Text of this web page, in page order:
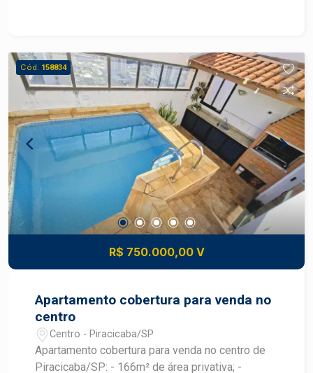
condicionado instalado em 3 dormitórios,
garantindo conforto térmico. - Amplo espaço
externo, perfeito para lazer e convivência. - Muito
contato com a natureza, privacidade e
tranquilidade. - Condomínio fechado com
segurança e excelente infraestrutura. Ideal para
quem busca Qualidade de vida. Conforto e
sofisticação. Segurança para toda a família.
Excelente espaço para receber amigos e
desfrutar momentos inesquecíveis. Agende sua
visita e descubra o privilégio de viver em uma
chácara que une conforto, tecnologia, economia e
contato com a natureza!
Cód. 158834
R$ 750.000,00 V
Apartamento cobertura para venda no
centro
Centro - Piracicaba/SP
Apartamento cobertura para venda no centro de
Piracicaba/SP: - 166m² de área privativa; -